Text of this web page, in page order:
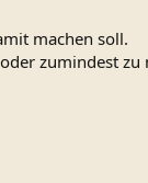
machen soll.
zumindest zu